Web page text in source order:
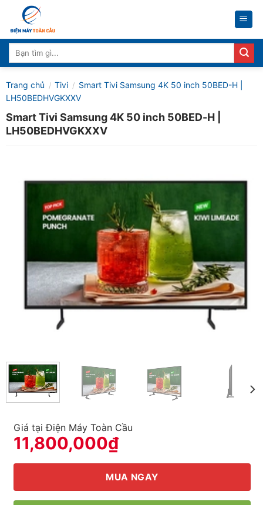
content
Tìm
kiếm:
Trang chủ / Tivi / Smart Tivi Samsung 4K 50 inch 50BED-H |
LH50BEDHVGKXXV
Smart Tivi Samsung 4K 50 inch 50BED-H |
LH50BEDHVGKXXV
Giá tại Điện Máy Toàn Cầu
11,800,000₫
MUA NGAY